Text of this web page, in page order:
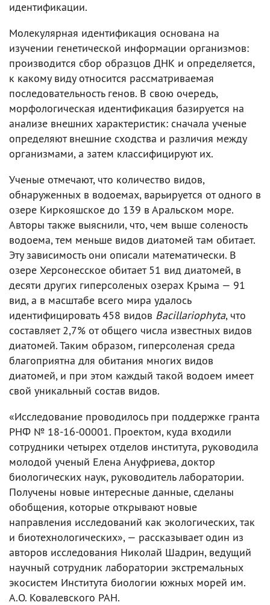
идентификации.
Молекулярная идентификация основана на
изучении генетической информации организмов:
производится сбор образцов ДНК и определяется,
к какому виду относится рассматриваемая
последовательность генов. В свою очередь,
морфологическая идентификация базируется на
анализе внешних характеристик: сначала ученые
определяют внешние сходства и различия между
организмами, а затем классифицируют их.
Ученые отмечают, что количество видов,
обнаруженных в водоемах, варьируется от одного в
озере Киркояшское до 139 в Аральском море.
Авторы также выяснили, что, чем выше соленость
водоема, тем меньше видов диатомей там обитает.
Эту зависимость они описали математически. В
озере Херсонесское обитает 51 вид диатомей, в
десяти других гиперсоленых озерах Крыма — 91
вид, а в масштабе всего мира удалось
идентифицировать 458 видов Bacillariophyta, что
составляет 2,7% от общего числа известных видов
диатомей. Таким образом, гиперсоленая среда
благоприятна для обитания многих видов
диатомей, и при этом каждый такой водоем имеет
свой уникальный состав видов.
«Исследование проводилось при поддержке гранта
РНФ № 18-16-00001. Проектом, куда входили
сотрудники четырех отделов института, руководила
молодой ученый Елена Ануфриева, доктор
биологических наук, руководитель лаборатории.
Получены новые интересные данные, сделаны
обобщения, которые открывают новые
направления исследований как экологических, так
и биотехнологических», — рассказывает один из
авторов исследования Николай Шадрин, ведущий
научный сотрудник лаборатории экстремальных
экосистем Института биологии южных морей им.
А.О. Ковалевского РАН.